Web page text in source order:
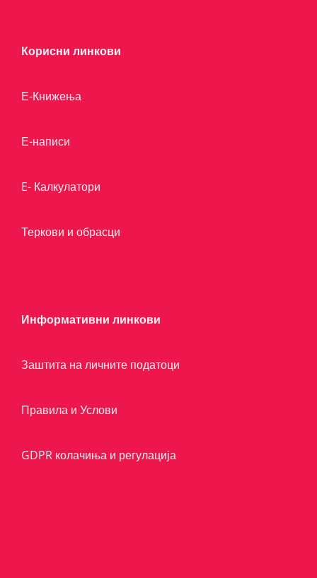
Корисни линкови
Е-Книжења
Е-написи
E- Калкулатори
Теркови и обрасци
Информативни линкови
Заштита на личните податоци
Правила и Услови
GDPR колачиња и регулација